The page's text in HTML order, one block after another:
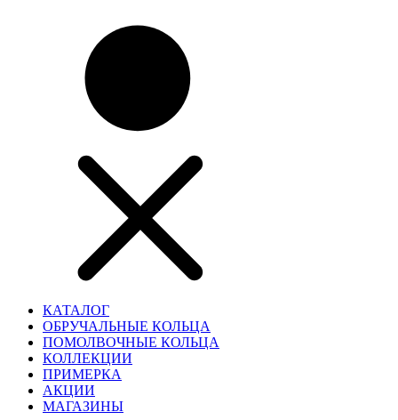
КАТАЛОГ
ОБРУЧАЛЬНЫЕ КОЛЬЦА
ПОМОЛВОЧНЫЕ КОЛЬЦА
КОЛЛЕКЦИИ
ПРИМЕРКА
АКЦИИ
МАГАЗИНЫ